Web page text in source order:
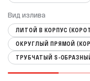
Вид излива
ЛИТОЙ В КОРПУС
ОКРУГЛЫЙ ПРЯМОЙ
ТРУБЧАТЫЙ S-